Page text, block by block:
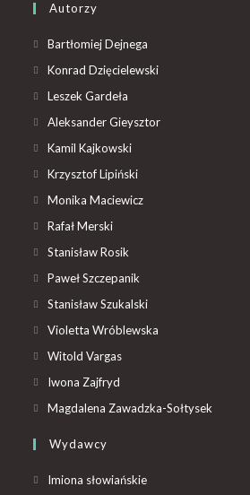
Autorzy
Bartłomiej Dejnega
Konrad Dzięcielewski
Leszek Gardeła
Aleksander Gieysztor
Kamil Kajkowski
Krzysztof Lipiński
Monika Maciewicz
Rafał Merski
Stanisław Rosik
Paweł Szczepanik
Stanisław Szukalski
Violetta Wróblewska
Witold Vargas
Iwona Zajfryd
Magdalena Zawadzka-Sołtysek
Wydawcy
Imiona słowiańskie